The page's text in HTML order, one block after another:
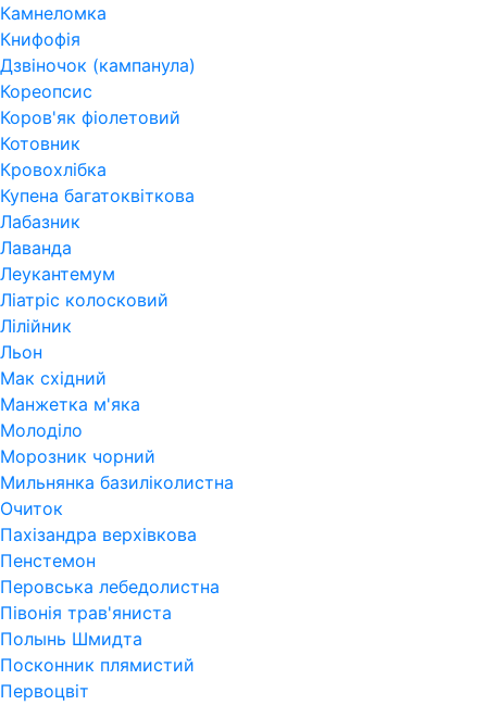
Камнеломка
Книфофія
Дзвіночок (кампанула)
Кореопсис
Коров'як фіолетовий
Котовник
Кровохлібка
Купена багатоквіткова
Лабазник
Лаванда
Леукантемум
Ліатріс колосковий
Лілійник
Льон
Мак східний
Манжетка м'яка
Молоділо
Морозник чорний
Мильнянка базиліколистна
Очиток
Пахізандра верхівкова
Пенстемон
Перовська лебедолистна
Півонія трав'яниста
Полынь Шмидта
Посконник плямистий
Первоцвіт